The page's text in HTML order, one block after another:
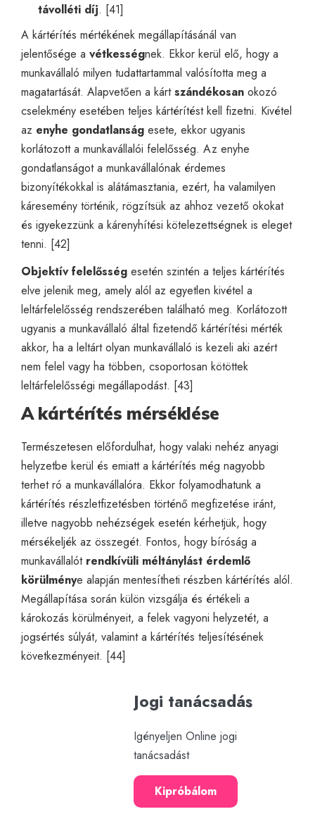
távolléti díj. [41]
A kártérítés mértékének megállapításánál van
jelentősége a vétkességnek. Ekkor kerül elő, hogy a
munkavállaló milyen tudattartammal valósította meg a
magatartását. Alapvetően a kártszándékosan okozó
cselekmény esetében teljes kártérítést kell fizetni. Kivétel
az enyhe gondatlanság esete, ekkor ugyanis
korlátozott a munkavállalói felelősség. Az enyhe
gondatlanságot a munkavállalónak érdemes
bizonyítékokkal is alátámasztania, ezért, ha valamilyen
káresemény történik, rögzítsük az ahhoz vezető okokat
és igyekezzünk a kárenyhítési kötelezettségnek is eleget
tenni. [42]
Objektív felelősség esetén szintén a teljes kártérítés
elve jelenik meg, amely alól az egyetlen kivétel a
leltárfelelősség rendszerében található meg. Korlátozott
ugyanis a munkavállaló által fizetendő kártérítési mérték
akkor, ha a leltárt olyan munkavállaló is kezeli aki azért
nem felel vagy ha többen, csoportosan kötöttek
leltárfelelősségi megállapodást. [43]
A kártérítés mérséklése
Természetesen előfordulhat, hogy valaki nehéz anyagi
helyzetbe kerül és emiatt a kártérítés még nagyobb
terhet ró a munkavállalóra. Ekkor folyamodhatunk a
kártérítés részletfizetésben történő megfizetése iránt,
illetve nagyobb nehézségek esetén kérhetjük, hogy
mérsékeljék az összegét. Fontos, hogy bíróság a
munkavállalót rendkívüli méltánylást érdemlő
körülménye alapján mentesítheti részben kártérítés alól.
Megállapítása során külön vizsgálja és értékeli a
károkozás körülményeit, a felek vagyoni helyzetét, a
jogsértés súlyát, valamint a kártérítés teljesítésének
következményeit. [44]
Jogi tanácsadás
Igényeljen Online jogi
tanácsadást
Kipróbálom